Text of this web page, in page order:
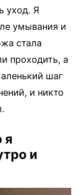
уход. Я
умывания и
стала
проходить, а
шаг
и никто
я
и